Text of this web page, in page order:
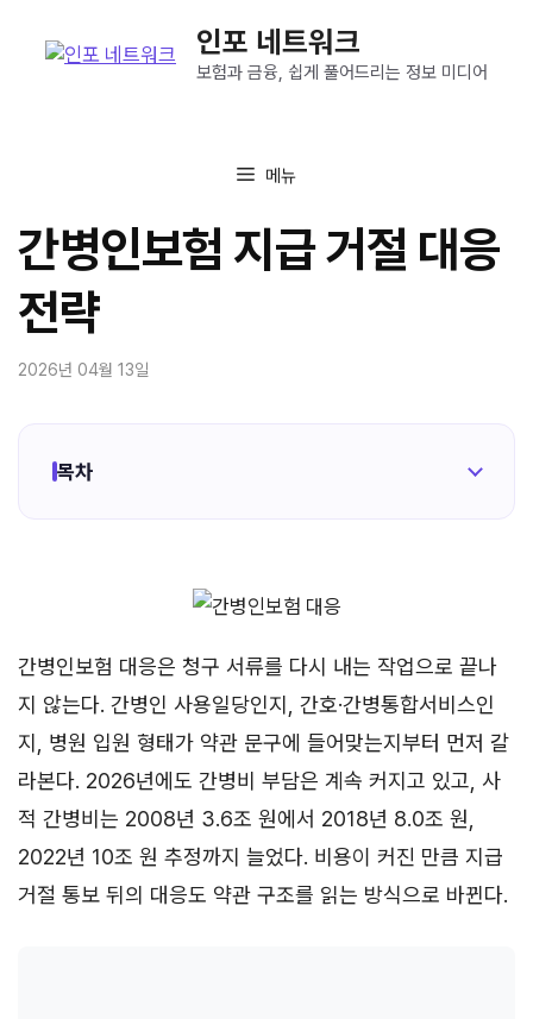
인포 네트워크
보험과 금융, 쉽게 풀어드리는 정보 미디어
메뉴
간병인보험 지급 거절 대응
전략
2026년 04월 13일
목차
간병인보험 대응은 청구 서류를 다시 내는 작업으로 끝나
지 않는다. 간병인 사용일당인지, 간호·간병통합서비스인
지, 병원 입원 형태가 약관 문구에 들어맞는지부터 먼저 갈
라본다. 2026년에도 간병비 부담은 계속 커지고 있고, 사
적 간병비는 2008년 3.6조 원에서 2018년 8.0조 원,
2022년 10조 원 추정까지 늘었다. 비용이 커진 만큼 지급
거절 통보 뒤의 대응도 약관 구조를 읽는 방식으로 바뀐다.